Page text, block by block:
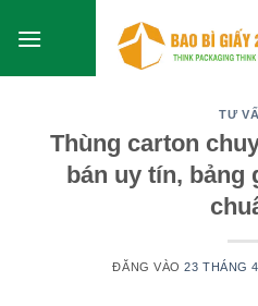
qua
TƯ
Thùng carton
bán uy tín,
ĐĂNG VÀO23 THÁNG